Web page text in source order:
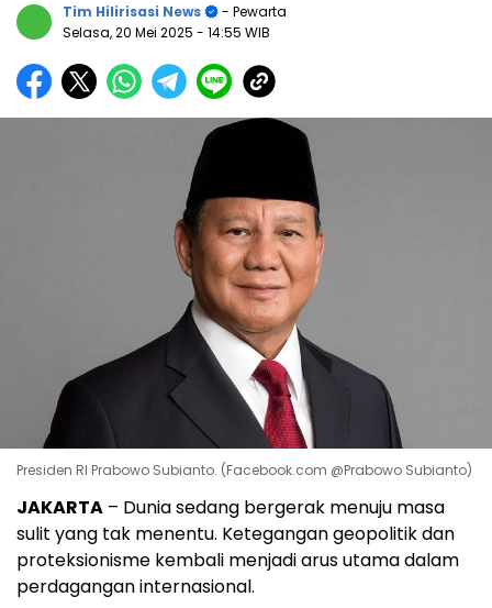
Tim Hilirisasi News
- Pewarta
Selasa, 20 Mei 2025 - 14:55 WIB
Presiden RI Prabowo Subianto. (Facebook.com @Prabowo Subianto)
JAKARTA – Dunia sedang bergerak menuju masa
sulit yang tak menentu. Ketegangan geopolitik dan
proteksionisme kembali menjadi arus utama dalam
perdagangan internasional.